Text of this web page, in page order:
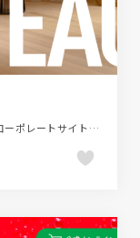
インテリア・家具・雑貨・家電、エレガント、コーポレートサイト、スタイリッシュ、ホワイト系、海外サイト